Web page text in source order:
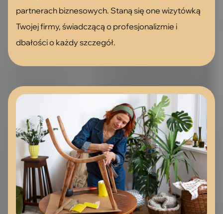
partnerach biznesowych. Staną się one wizytówką
Twojej firmy, świadczącą o profesjonalizmie i
dbałości o każdy szczegół.